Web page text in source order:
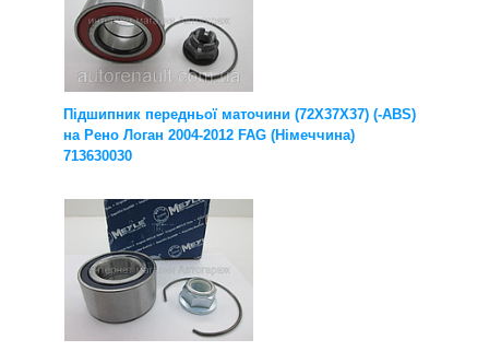
Підшипник передньої маточини (72X37X37) (-ABS)
на Рено Логан 2004-2012 FAG (Німеччина)
713630030